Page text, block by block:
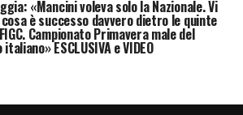
, il quale vanta anche
dalla Spagna.
«Mancini voleva solo la Nazionale. Vi
è successo davvero dietro le quinte
Campionato Primavera male del
ESCLUSIVA e VIDEO